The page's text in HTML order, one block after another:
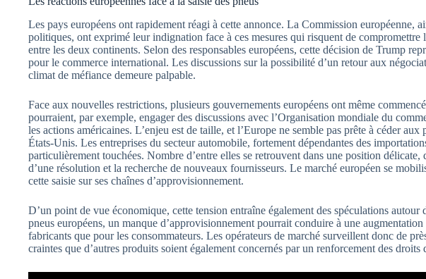
Les pays européens ont rapidement réagi à cette annonce. La Commission européenne,
politiques, ont exprimé leur indignation face à ces mesures qui risquent de compromettre
entre les deux continents. Selon des responsables européens, cette décision de Trump
pour le commerce international. Les discussions sur la possibilité d’un retour aux
climat de méfiance demeure palpable.
Face aux nouvelles restrictions, plusieurs gouvernements européens ont même
pourraient, par exemple, engager des discussions avec l’Organisation mondiale du
les actions américaines. L’enjeu est de taille, et l’Europe ne semble pas prête à céder aux
États-Unis. Les entreprises du secteur automobile, fortement dépendantes des
particulièrement touchées. Nombre d’entre elles se retrouvent dans une position délicate,
d’une résolution et la recherche de nouveaux fournisseurs. Le marché européen se
cette saisie sur ses chaînes d’approvisionnement.
D’un point de vue économique, cette tension entraîne également des spéculations
pneus européens, un manque d’approvisionnement pourrait conduire à une
fabricants que pour les consommateurs. Les opérateurs de marché surveillent donc de
craintes que d’autres produits soient également concernés par un renforcement des droits